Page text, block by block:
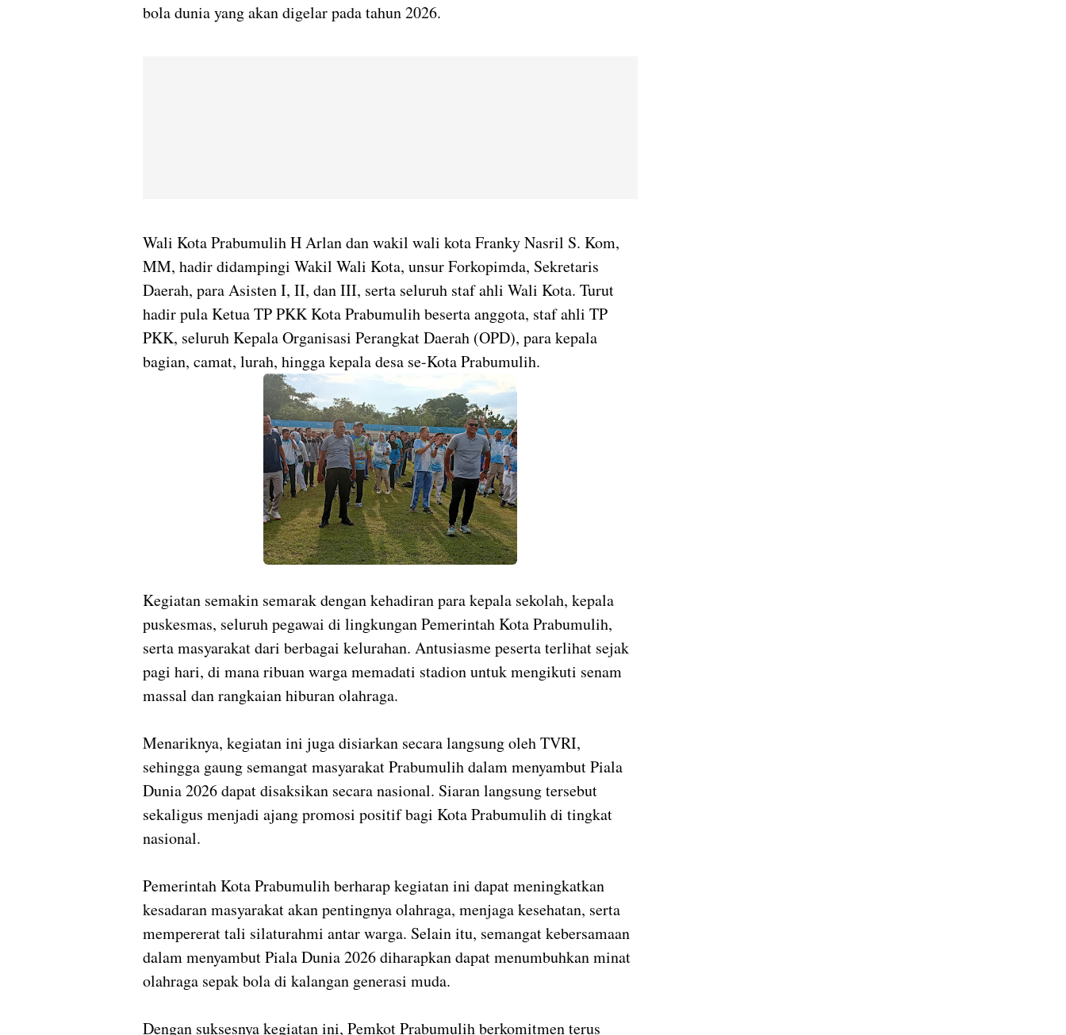
bola dunia yang akan digelar pada tahun 2026.
Wali Kota Prabumulih H Arlan dan wakil wali kota Franky Nasril S. Kom,
MM, hadir didampingi Wakil Wali Kota, unsur Forkopimda, Sekretaris
Daerah, para Asisten I, II, dan III, serta seluruh staf ahli Wali Kota. Turut
hadir pula Ketua TP PKK Kota Prabumulih beserta anggota, staf ahli TP
PKK, seluruh Kepala Organisasi Perangkat Daerah (OPD), para kepala
bagian, camat, lurah, hingga kepala desa se-Kota Prabumulih.
Kegiatan semakin semarak dengan kehadiran para kepala sekolah, kepala
puskesmas, seluruh pegawai di lingkungan Pemerintah Kota Prabumulih,
serta masyarakat dari berbagai kelurahan. Antusiasme peserta terlihat sejak
pagi hari, di mana ribuan warga memadati stadion untuk mengikuti senam
massal dan rangkaian hiburan olahraga.
Menariknya, kegiatan ini juga disiarkan secara langsung oleh TVRI,
sehingga gaung semangat masyarakat Prabumulih dalam menyambut Piala
Dunia 2026 dapat disaksikan secara nasional. Siaran langsung tersebut
sekaligus menjadi ajang promosi positif bagi Kota Prabumulih di tingkat
nasional.
Pemerintah Kota Prabumulih berharap kegiatan ini dapat meningkatkan
kesadaran masyarakat akan pentingnya olahraga, menjaga kesehatan, serta
mempererat tali silaturahmi antar warga. Selain itu, semangat kebersamaan
dalam menyambut Piala Dunia 2026 diharapkan dapat menumbuhkan minat
olahraga sepak bola di kalangan generasi muda.
Dengan suksesnya kegiatan ini, Pemkot Prabumulih berkomitmen terus